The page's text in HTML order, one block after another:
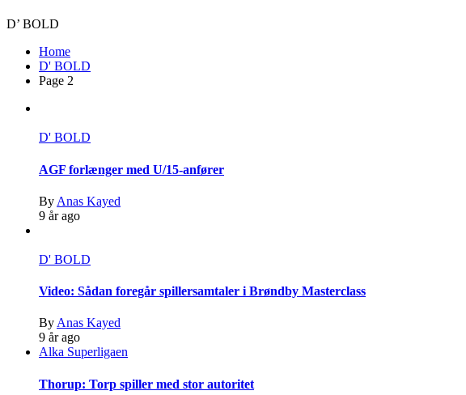
D’ BOLD
Home
D' BOLD
Page 2
D' BOLD
AGF forlænger med U/15-anfører
By Anas Kayed
9 år ago
D' BOLD
Video: Sådan foregår spillersamtaler i Brøndby Masterclass
ByAnas Kayed
9 år ago
Alka Superligaen
Thorup: Torp spiller med stor autoritet